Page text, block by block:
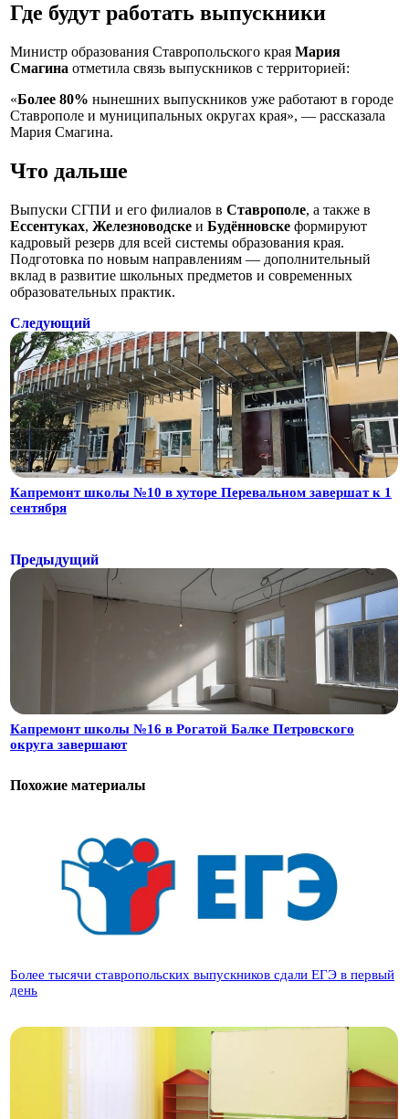
Где будут работать выпускники
Министр образования Ставропольского края Мария
Смагина отметила связь выпускников с территорией:
«Более 80% нынешних выпускников уже работают в городе
Ставрополе и муниципальных округах края», — рассказала
Мария Смагина.
Что дальше
Выпуски СГПИ и его филиалов в Ставрополе, а также в
Ессентуках, Железноводске и Будённовске формируют
кадровый резерв для всей системы образования края.
Подготовка по новым направлениям — дополнительный
вклад в развитие школьных предметов и современных
образовательных практик.
Следующий
Капремонт школы №10 в хуторе Перевальном завершат к 1
сентября
Предыдущий
Капремонт школы №16 в Рогатой Балке Петровского
округа завершают
Похожие материалы
Более тысячи ставропольских выпускников сдали ЕГЭ в первый
день